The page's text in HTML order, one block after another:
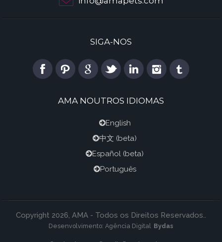
SIGA-NOS
AMA NOUTROS IDIOMAS
English
中文 (beta)
Español (beta)
Português
Copyright 2026, AMA - Todos os Direitos Reservados..
Desenvolvimento: Agência Digital Bydas